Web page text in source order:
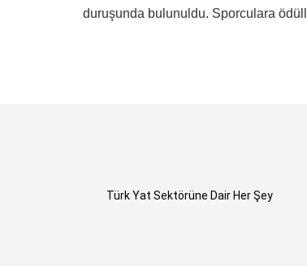
duruşunda bulunuldu. Sporculara
Türk Yat Sektörüne Dair Her Şey